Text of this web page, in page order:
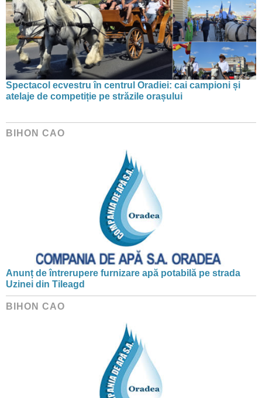
Spectacol ecvestru în centrul Oradiei: cai campioni și
atelaje de competiție pe străzile orașului
BIHON CAO
Anunț de întrerupere furnizare apă potabilă pe strada
Uzinei din Tileagd
BIHON CAO